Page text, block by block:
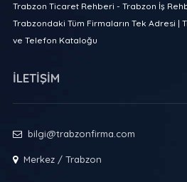
Trabzon Ticaret Rehberi - Trabzon İş
Trabzondaki Tüm Firmaların Tek Adresi |
ve Telefon Kataloğu
İLETİŞİM
bilgi@trabzonfirma.com
Merkez / Trabzon